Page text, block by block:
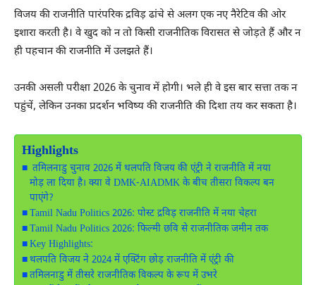
विजय की राजनीति पारंपरिक द्रविड़ ढांचे से अलग एक नए नैरेटिव की ओर
इशारा करती है। वे खुद को न तो किसी राजनीतिक विरासत से जोड़ते हैं और न
ही पहचान की राजनीति में उलझते हैं।
उनकी असली परीक्षा 2026 के चुनाव में होगी। भले ही वे इस बार सत्ता तक न
पहुंचें, लेकिन उनका प्रदर्शन भविष्य की राजनीति की दिशा तय कर सकता है।
Highlights
तमिलनाडु चुनाव 2026 में थलपति विजय की एंट्री ने राजनीति में नया
मोड़ ला दिया है। क्या वे DMK-AIADMK के बीच तीसरा विकल्प बन
पाएंगे?
Tamil Nadu Politics 2026: पोस्ट द्रविड़ राजनीति में नया चेहरा
Tamil Nadu Politics 2026: फिल्मी छवि से राजनीतिक जमीन तक
Key Highlights:
थलपति विजय ने 2024 में एक्टिंग छोड़ राजनीति में एंट्री की
तमिलनाडु में तीसरे राजनीतिक विकल्प के रूप में उभरे